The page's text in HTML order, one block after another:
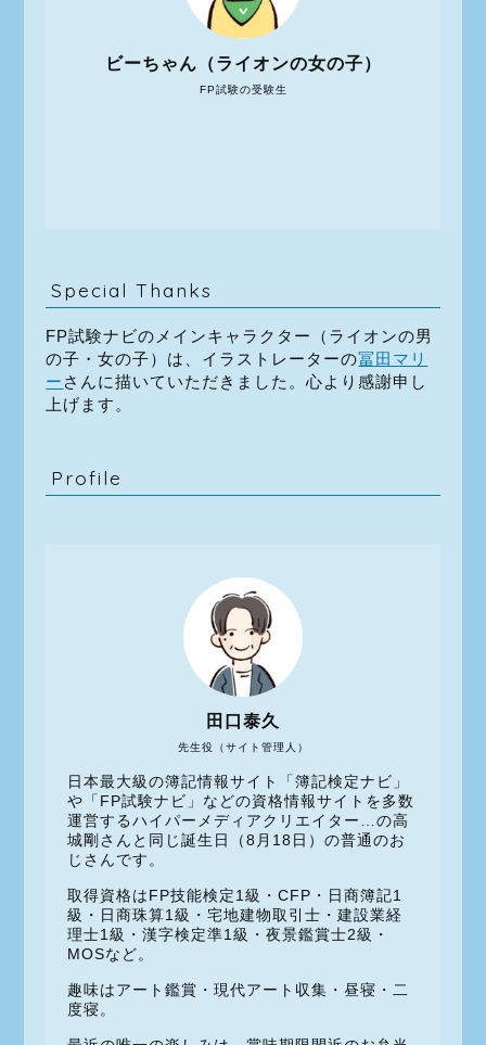
FP試験の受験生
ビーちゃん（ライオンの女の子）
Special Thanks
FP試験ナビのメインキャラクター（ライオンの男
の子・女の子）は、イラストレーターの冨田マリ
ー さんに描いていただきました。心より感謝申し
上げます。
Profile
先生役（サイト管理人）
田口泰久
日本最大級の簿記情報サイト「簿記検定ナビ」
や「FP試験ナビ」などの資格情報サイトを多数
運営するハイパーメディアクリエイター…の高
城剛さんと同じ誕生日（8月18日）の普通のお
じさんです。
取得資格はFP技能検定1級・CFP・日商簿記1
級・日商珠算1級・宅地建物取引士・建設業経
理士1級・漢字検定準1級・夜景鑑賞士2級・
MOSなど。
趣味はアート鑑賞・現代アート収集・昼寝・二
度寝。